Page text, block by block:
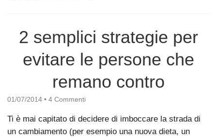
2 semplici strategie per
evitare le persone che
remano contro
01/07/2014 • 4 Commenti
Ti è mai capitato di decidere di imboccare la strada di
un cambiamento (per esempio una nuova dieta, un